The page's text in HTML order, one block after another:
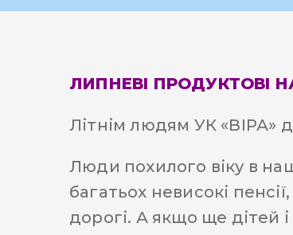
ЛИПНЕВІ ПРОДУКТОВІ
Літнім людям УК «ВІРА»
Люди похилого віку в
багатьох невисокі
дорогі. А якщо ще дітей